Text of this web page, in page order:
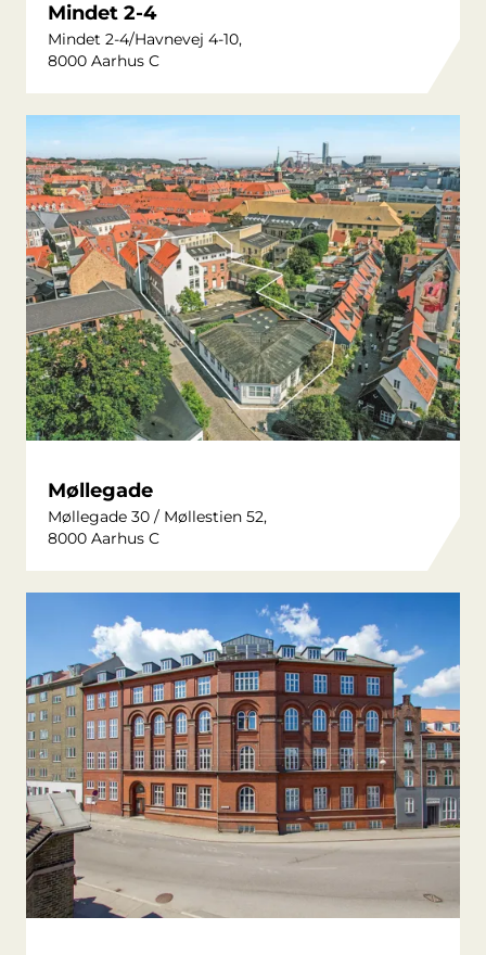
Mindet 2-4
Mindet 2-4/Havnevej 4-10,
8000 Aarhus C
Møllegade
Møllegade 30 / Møllestien 52,
8000 Aarhus C